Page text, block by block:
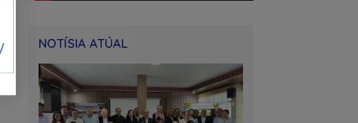
NOTÍSIA ATÚAL